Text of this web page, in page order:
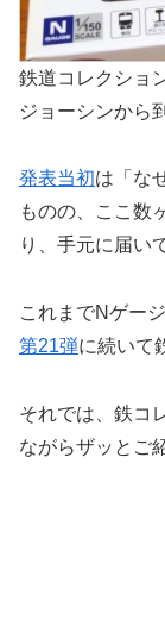
鉄道コレクショ
ジョーシンから
発表当初は「な
ものの、ここ数
り、手元に届い
これまでNゲー
第21弾に続いて
それでは、鉄コ
ながらザッとご